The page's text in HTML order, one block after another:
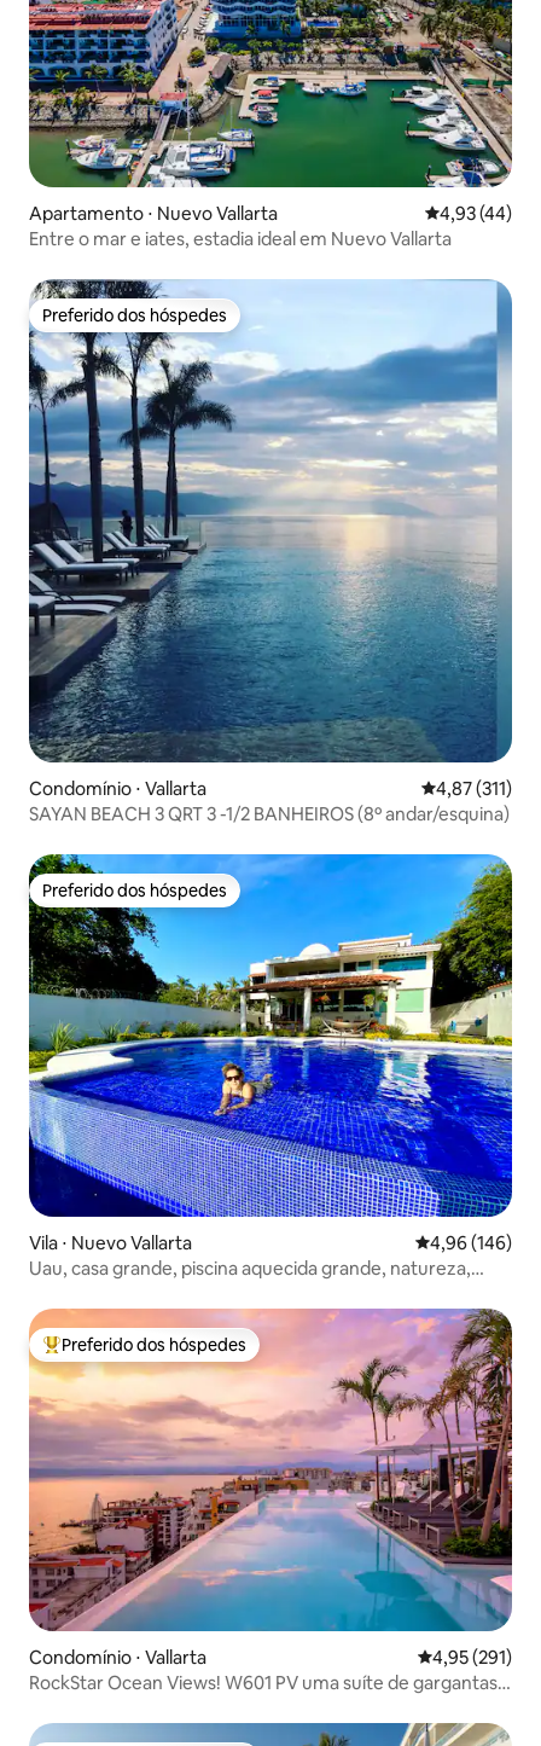
Apartamento ⋅ Nuevo Vallarta 4,93 de uma
4,93 (44)
Entre o mar e iates, estadia ideal em Nuevo Vallarta
Preferido dos hóspedes
Preferido dos hóspedes
Condomínio ⋅ Vallarta 4,87 de uma
4,87 (311)
SAYAN BEACH 3 QRT 3 -1/2 BANHEIROS (8º andar/esquina)
Preferido dos hóspedes
Preferido dos hóspedes
Vila ⋅ Nuevo Vallarta 4,96 de uma
4,96 (146)
Uau, casa grande, piscina aquecida grande, natureza,
Entre os melhores preferidos dos hóspedes
Preferido dos hóspedes
Condomínio ⋅ Vallarta 4,95 de uma
4,95 (291)
RockStar Ocean Views! W601 PV uma suíte de gargantas